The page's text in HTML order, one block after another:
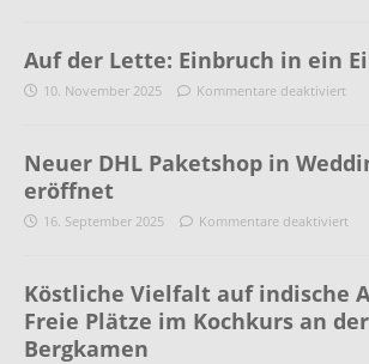
Auf der Lette: Einbruch in ein
10. November 2025 Kommentare deaktiviert
Neuer DHL Paketshop in
eröffnet
16. September 2025 Kommentare deaktiviert
Köstliche Vielfalt auf indische
Freie Plätze im Kochkurs an der
Bergkamen